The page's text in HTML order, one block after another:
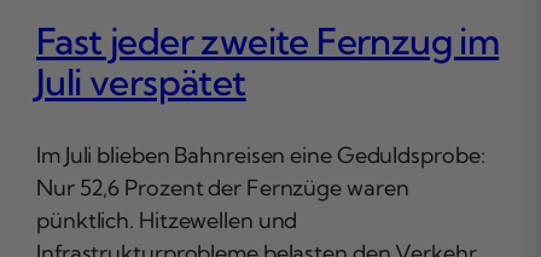
Fast jeder zweite Fernzug im
Juli verspätet
Im Juli blieben Bahnreisen eine Geduldsprobe:
Nur 52,6 Prozent der Fernzüge waren
pünktlich. Hitzewellen und